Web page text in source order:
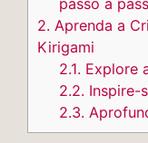
passo a
2. Aprenda a
Kirigami
2.1. Explore
2.2. Inspire-
2.3.